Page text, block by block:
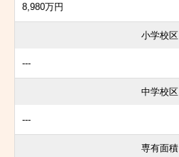
8,980万円
小学校区
---
中学校区
---
専有面積